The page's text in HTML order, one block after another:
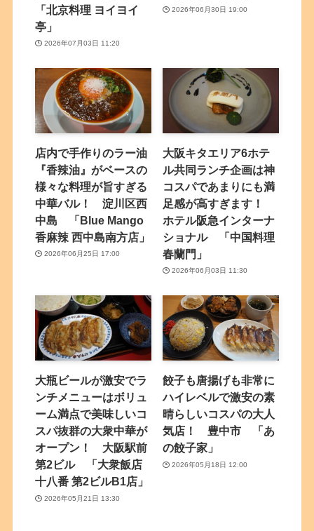
「北京料理 ヨイヨイ
亭」
2026年07月03日 11:20
2026年06月30日 19:00
店内で手作りのラー油
『香辣油』がベースの
様々な料理が旨すぎる
中華バル！ 淀川区西
中島 「Blue Mango
香麻辣 西中島南方店」
2026年06月25日 17:00
大阪キタエリア6ホテ
ル共同ランチ企画は神
コスパであまりにも満
足感が高すぎます！
ホテル阪急インターナ
ショナル 「中国料理
春蘭門」
2026年06月03日 11:30
大瓶ビールが激安でラ
ンチメニューはボリュ
ーム満点で美味しいコ
スパ抜群の大衆中華が
オープン！ 大阪駅前
第2ビル 「大衆飯店
十八番 第2ビルB1店」
2026年05月21日 13:30
餃子も唐揚げも非常に
ハイレベルで激安の素
晴らしいコスパの大人
気店！ 豊中市 「あ
の餃子家」
2026年05月18日 12:00